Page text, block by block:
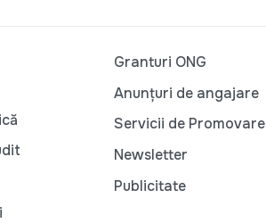
Granturi ONG
Anunțuri de angajare
Servicii de Promovare
Newsletter
Publicitate